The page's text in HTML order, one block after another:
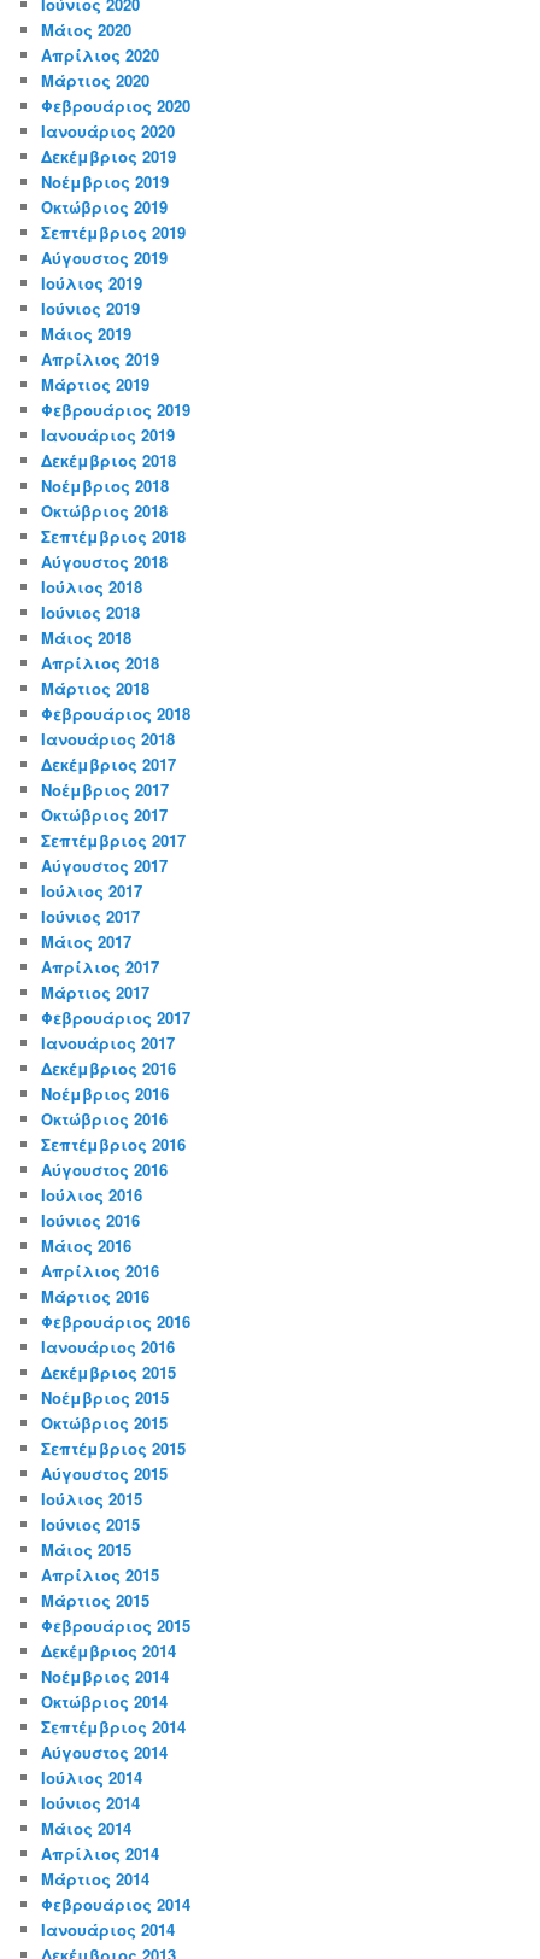
Μάιος 2020
Απρίλιος 2020
Μάρτιος 2020
Φεβρουάριος 2020
Ιανουάριος 2020
Δεκέμβριος 2019
Νοέμβριος 2019
Οκτώβριος 2019
Σεπτέμβριος 2019
Αύγουστος 2019
Ιούλιος 2019
Ιούνιος 2019
Μάιος 2019
Απρίλιος 2019
Μάρτιος 2019
Φεβρουάριος 2019
Ιανουάριος 2019
Δεκέμβριος 2018
Νοέμβριος 2018
Οκτώβριος 2018
Σεπτέμβριος 2018
Αύγουστος 2018
Ιούλιος 2018
Ιούνιος 2018
Μάιος 2018
Απρίλιος 2018
Μάρτιος 2018
Φεβρουάριος 2018
Ιανουάριος 2018
Δεκέμβριος 2017
Νοέμβριος 2017
Οκτώβριος 2017
Σεπτέμβριος 2017
Αύγουστος 2017
Ιούλιος 2017
Ιούνιος 2017
Μάιος 2017
Απρίλιος 2017
Μάρτιος 2017
Φεβρουάριος 2017
Ιανουάριος 2017
Δεκέμβριος 2016
Νοέμβριος 2016
Οκτώβριος 2016
Σεπτέμβριος 2016
Αύγουστος 2016
Ιούλιος 2016
Ιούνιος 2016
Μάιος 2016
Απρίλιος 2016
Μάρτιος 2016
Φεβρουάριος 2016
Ιανουάριος 2016
Δεκέμβριος 2015
Νοέμβριος 2015
Οκτώβριος 2015
Σεπτέμβριος 2015
Αύγουστος 2015
Ιούλιος 2015
Ιούνιος 2015
Μάιος 2015
Απρίλιος 2015
Μάρτιος 2015
Φεβρουάριος 2015
Δεκέμβριος 2014
Νοέμβριος 2014
Οκτώβριος 2014
Σεπτέμβριος 2014
Αύγουστος 2014
Ιούλιος 2014
Ιούνιος 2014
Μάιος 2014
Απρίλιος 2014
Μάρτιος 2014
Φεβρουάριος 2014
Ιανουάριος 2014